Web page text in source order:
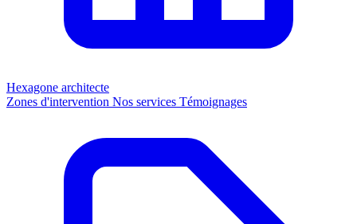
Hexagone architecte
Zones d'intervention Nos services Témoignages